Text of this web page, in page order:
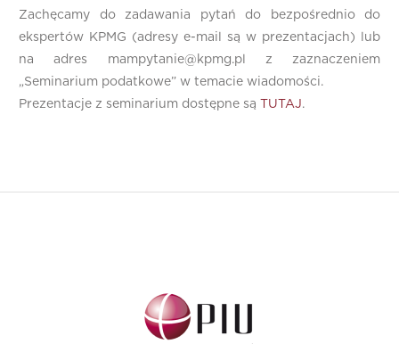
Zachęcamy do zadawania pytań do bezpośrednio do
ekspertów KPMG (adresy e-mail są w prezentacjach) lub
na adres mampytanie@kpmg.pl z zaznaczeniem
„Seminarium podatkowe” w temacie wiadomości.
Prezentacje z seminarium dostępne są
TUTAJ.